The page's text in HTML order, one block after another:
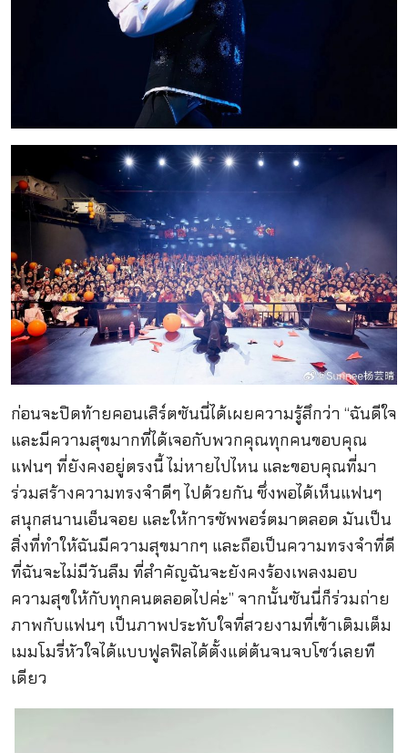
ก่อนจะปิดท้ายคอนเสิร์ตซันนี่ได้เผยความรู้สึกว่า “ฉันดีใจ
และมีความสุขมากที่ได้เจอกับพวกคุณทุกคนขอบคุณ
แฟนๆ ที่ยังคงอยู่ตรงนี้ ไม่หายไปไหน และขอบคุณที่มา
ร่วมสร้างความทรงจำดีๆ ไปด้วยกัน ซึ่งพอได้เห็นแฟนๆ
สนุกสนานเอ็นจอย และให้การซัพพอร์ตมาตลอด มันเป็น
สิ่งที่ทำให้ฉันมีความสุขมากๆ และถือเป็นความทรงจำที่ดี
ที่ฉันจะไม่มีวันลืม ที่สำคัญฉันจะยังคงร้องเพลงมอบ
ความสุขให้กับทุกคนตลอดไปค่ะ” จากนั้นซันนี่ก็ร่วมถ่าย
ภาพกับแฟนๆ เป็นภาพประทับใจที่สวยงามที่เข้าเติมเต็ม
เมมโมรี่หัวใจได้แบบฟูลฟิลได้ตั้งแต่ต้นจนจบโชว์เลยที
เดียว